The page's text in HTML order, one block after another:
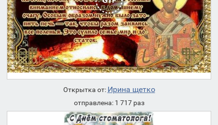
Открытка от: Ирина щетко
отправлена: 1 717 раз